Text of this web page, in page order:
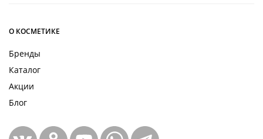
О КОСМЕТИКЕ
Бренды
Каталог
Акции
Блог